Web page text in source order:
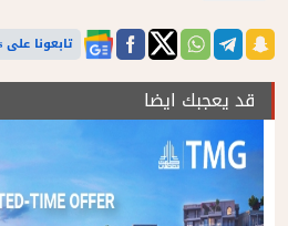
تابعونا على Google News
قد يعجبك ايضا